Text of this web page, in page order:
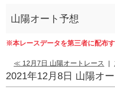
山陽オート予想
※本レースデータを第三者に配布す
≪ 12月7日 山陽オートレース |
2021年12月8日 山陽オ